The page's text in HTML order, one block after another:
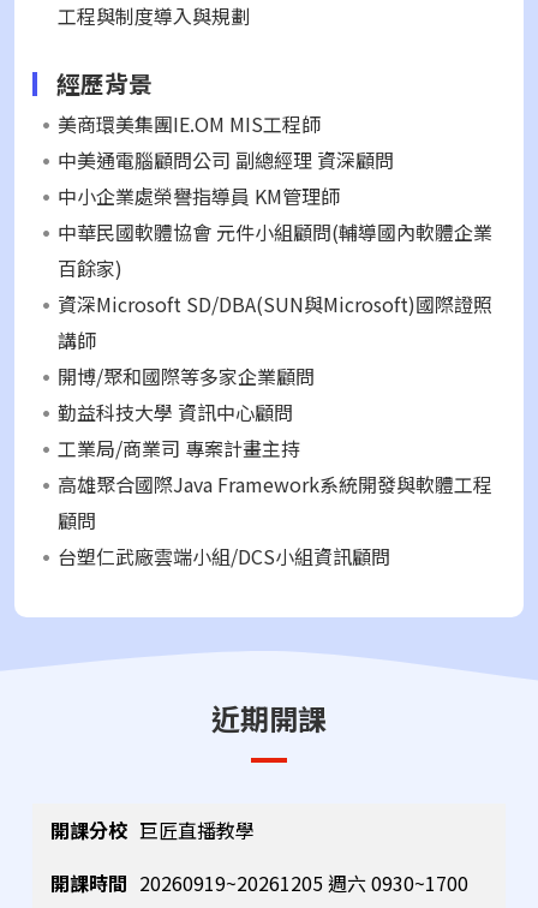
工程與制度導入與規劃
經歷背景
美商環美集團IE.OM MIS工程師
中美通電腦顧問公司 副總經理 資深顧問
中小企業處榮譽指導員 KM管理師
中華民國軟體協會 元件小組顧問(輔導國內軟體企業
百餘家)
資深Microsoft SD/DBA(SUN與Microsoft)國際證照
講師
開博/聚和國際等多家企業顧問
勤益科技大學 資訊中心顧問
工業局/商業司 專案計畫主持
高雄聚合國際Java Framework系統開發與軟體工程
顧問
台塑仁武廠雲端小組/DCS小組資訊顧問
近期開課
巨匠直播教學
20260919~20261205 週六 0930~1700